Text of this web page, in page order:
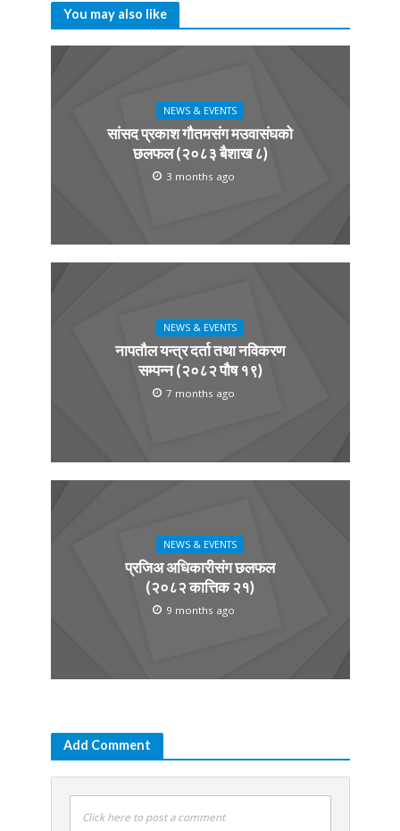
You may also like
NEWS & EVENTS
सांसद प्रकाश गौतमसंग मउवासंघको
छलफल (२०८३ बैशाख ८)
3 months ago
NEWS & EVENTS
नापतौल यन्त्र दर्ता तथा नविकरण
सम्पन्न (२०८२ पौष १९)
7 months ago
NEWS & EVENTS
प्रजिअ अधिकारीसंग छलफल
(२०८२ कात्तिक २१)
9 months ago
Add Comment
Click here to post a comment